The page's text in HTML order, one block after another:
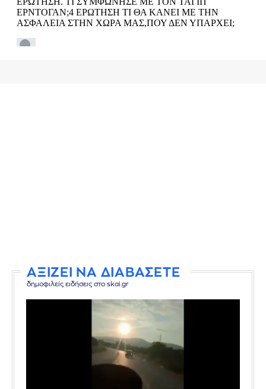
ΑΞΙΖΕΙ ΝΑ ΔΙΑΒΑΣΕΤΕ
δημοφιλείς ειδήσεις στο skai.gr